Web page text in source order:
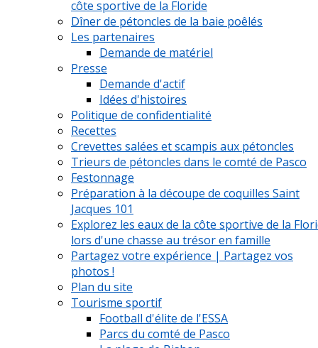
côte sportive de la Floride
Dîner de pétoncles de la baie poêlés
Les partenaires
Demande de matériel
Presse
Demande d'actif
Idées d'histoires
Politique de confidentialité
Recettes
Crevettes salées et scampis aux pétoncles
Trieurs de pétoncles dans le comté de Pasco
Festonnage
Préparation à la découpe de coquilles Saint
Jacques 101
Explorez les eaux de la côte sportive de la
lors d'une chasse au trésor en famille
Partagez votre expérience | Partagez vos
photos !
Plan du site
Tourisme sportif
Football d'élite de l'ESSA
Parcs du comté de Pasco